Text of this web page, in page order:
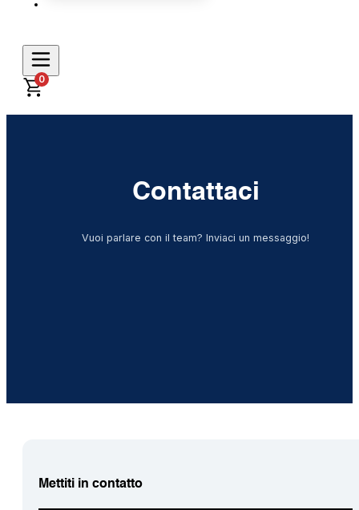
0
Contattaci
Vuoi parlare con il team? Inviaci un messaggio!
Mettiti in contatto